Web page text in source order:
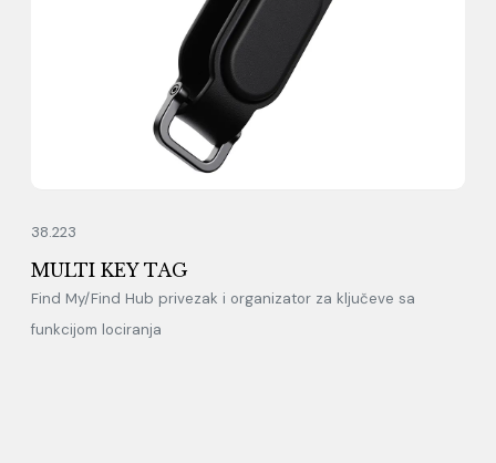
38.223
MULTI KEY TAG
Find My/Find Hub privezak i organizator za ključeve sa
funkcijom lociranja